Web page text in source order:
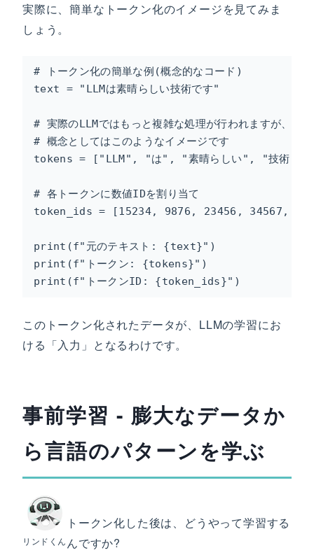
実際に、簡単なトークン化のイメージを見てみま
しょう。
# トークン化の簡単な例(概念的なコード)
text = "LLMは素晴らしい技術です"
# 実際のLLMではもっと複雑な処理が行われますが、
# 概念としてはこのようなイメージです
tokens = ["LLM", "は", "素晴らしい", "技術",
# 各トークンに数値IDを割り当て
token_ids = [15234, 9876, 23456, 34567,
print(f"元のテキスト: {text}")
print(f"トークン: {tokens}")
print(f"トークンID: {token_ids}")
このトークン化されたデータが、LLMの学習にお
ける「入力」となるわけです。
事前学習 - 膨大なデータか
ら言語のパターンを学ぶ
リンドくん
トークン化した後は、どうやって学習する
んですか?